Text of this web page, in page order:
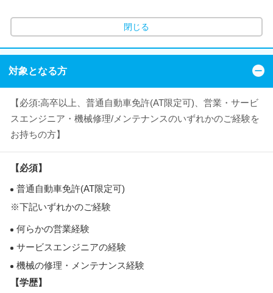
閉じる
対象となる方
【必須:高卒以上、普通自動車免許(AT限定可)、営業・サービ
スエンジニア・機械修理/メンテナンスのいずれかのご経験を
お持ちの方】
【必須】
普通自動車免許(AT限定可)
※下記いずれかのご経験
何らかの営業経験
サービスエンジニアの経験
機械の修理・メンテナンス経験
【学歴】